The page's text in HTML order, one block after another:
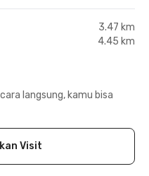
3.47 km
4.45 km
langsung, kamu bisa
Visit